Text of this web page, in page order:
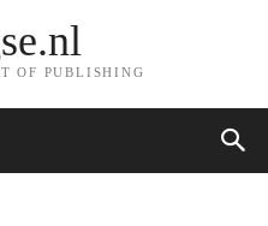
OF PUBLISHING